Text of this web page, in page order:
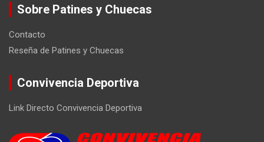
Sobre Patines y Chuecas
Contacto
Reseña de Patines y Chuecas
Convivencia Deportiva
Link Directo Convivencia Deportiva